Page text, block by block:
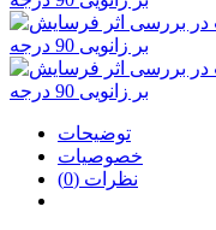
توضیحات
خصوصیات
نظرات (0)